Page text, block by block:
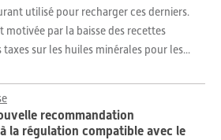
utilisé pour recharger ces derniers.
motivée par la baisse des recettes
sur les huiles minérales pour les...
recommandation
la régulation compatible avec le